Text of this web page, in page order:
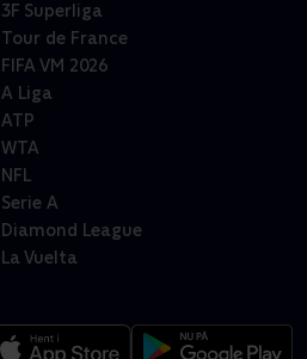
3F Superliga
Tour de France
FIFA VM 2026
A Liga
ATP
WTA
NFL
Serie A
Diamond League
La Vuelta